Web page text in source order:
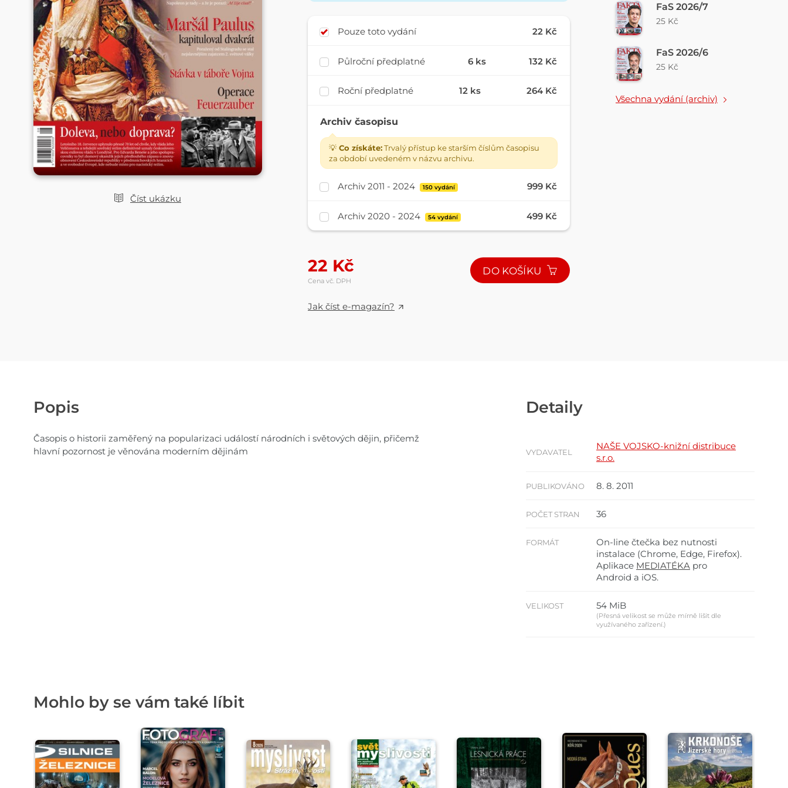
Číst ukázku
Pouze toto vydání 22 Kč
Půlroční předplatné 6 ks 132 Kč
Roční předplatné 12 ks 264 Kč
Archiv časopisu
💡 Co získáte:Trvalý přístup ke starším číslům časopisu
za období uvedeném v názvu archivu.
Archiv 2011 - 2024 150 vydání 999 Kč
Archiv 2020 - 2024 54 vydání 499 Kč
22 Kč
Cena vč. DPH
DO KOŠÍKU
Jak číst e-magazín?
FaS 2026/7
25 Kč
FaS 2026/6
25 Kč
Všechna vydání (archiv)
Popis
Časopis o historii zaměřený na popularizaci událostí národních i světových dějin, přičemž
hlavní pozornost je věnována moderním dějinám
Detaily
VYDAVATEL
NAŠE VOJSKO-knižní distribuce
s.r.o.
PUBLIKOVÁNO 8. 8. 2011
POČET STRAN 36
FORMÁT
On-line čtečka bez nutnosti
instalace (Chrome, Edge, Firefox).
Aplikace MEDIATÉKA pro
Android a iOS.
VELIKOST 54 MiB
(Přesná velikost se může mírně lišit dle
využívaného zařízení.)
Mohlo by se vám také líbit